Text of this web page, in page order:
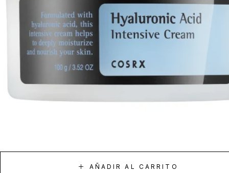
AÑADIR AL CARRITO